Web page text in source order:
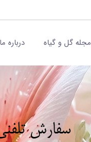
مجله گل و گیاه درباره ما
سفارش